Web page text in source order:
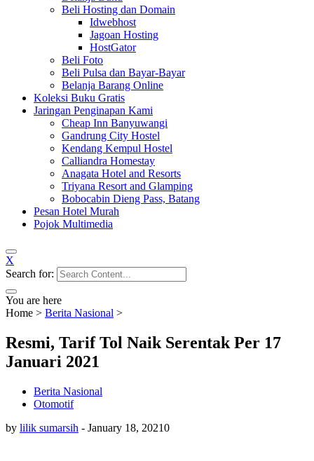
Beli Hosting dan Domain
Idwebhost
Jagoan Hosting
HostGator
Beli Foto
Beli Pulsa dan Bayar-Bayar
Belanja Barang Online
Koleksi Buku Gratis
Jaringan Penginapan Kami
Cheap Inn Banyuwangi
Gandrung City Hostel
Kendang Kempul Hostel
Calliandra Homestay
Anagata Hotel and Resorts
Triyana Resort and Glamping
Bobocabin Dieng Pass, Batang
Pesan Hotel Murah
Pojok Multimedia
X
Search for:
You are here
Home > Berita Nasional >
Resmi, Tarif Tol Naik Serentak Per 17
Januari 2021
Berita Nasional
Otomotif
by lilik sumarsih - January 18, 20210